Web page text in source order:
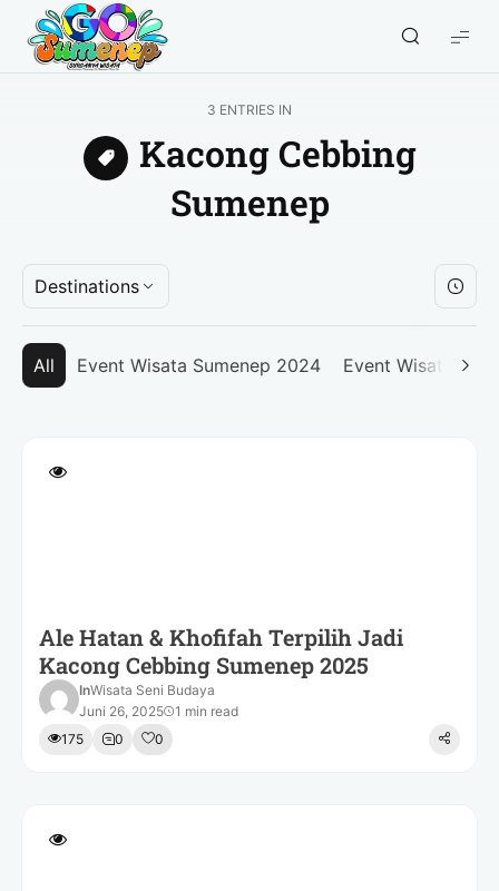
GO
Sumenep
Sumenep
3 ENTRIES IN
Kacong Cebbing
Sumenep
Destinations
All Event Wisata Sumenep 2024 Event Wisata
Ale Hatan & Khofifah Terpilih Jadi
Kacong Cebbing Sumenep 2025
InWisata Seni Budaya
Juni 26, 2025
1 min read
175
0 0